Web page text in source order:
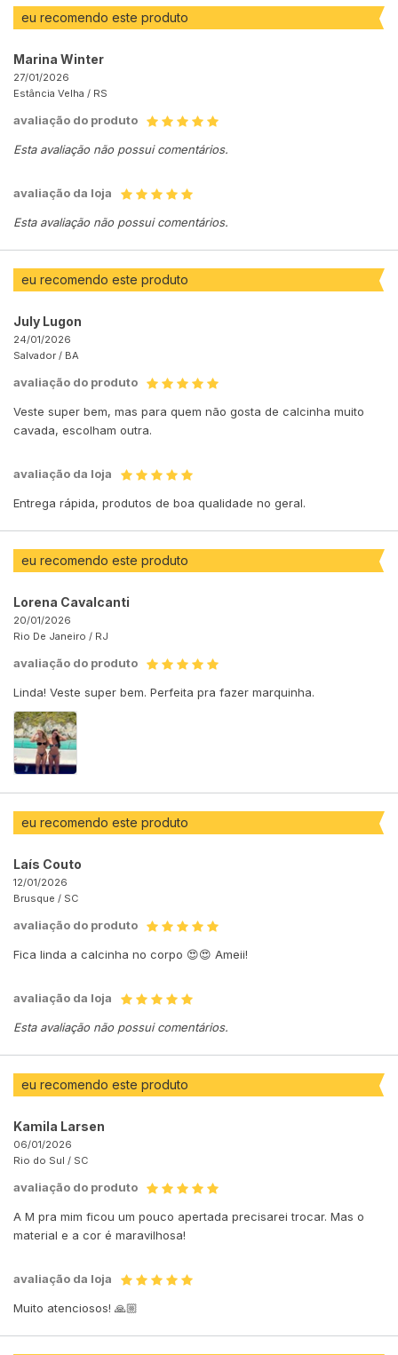
eu recomendo este produto
Marina Winter
27/01/2026
Estância Velha / RS
avaliação do produto
Esta avaliação não possui comentários.
avaliação da loja
Esta avaliação não possui comentários.
eu recomendo este produto
July Lugon
24/01/2026
Salvador / BA
avaliação do produto
Veste super bem, mas para quem não gosta de calcinha muito
cavada, escolham outra.
avaliação da loja
Entrega rápida, produtos de boa qualidade no geral.
eu recomendo este produto
Lorena Cavalcanti
20/01/2026
Rio De Janeiro / RJ
avaliação do produto
Linda! Veste super bem. Perfeita pra fazer marquinha.
eu recomendo este produto
Laís Couto
12/01/2026
Brusque / SC
avaliação do produto
Fica linda a calcinha no corpo 😍😍 Ameii!
avaliação da loja
Esta avaliação não possui comentários.
eu recomendo este produto
Kamila Larsen
06/01/2026
Rio do Sul / SC
avaliação do produto
A M pra mim ficou um pouco apertada precisarei trocar. Mas o
material e a cor é maravilhosa!
avaliação da loja
Muito atenciosos! 🙏🏼